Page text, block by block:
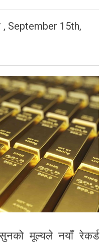
, September 15th,
मूल्यले नयाँ रेकर्ड